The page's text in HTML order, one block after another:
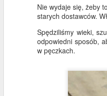
Nie wydaje się, żeby
starych dostawców.
Spędziliśmy wieki,
odpowiedni sposób,
w pęczkach.